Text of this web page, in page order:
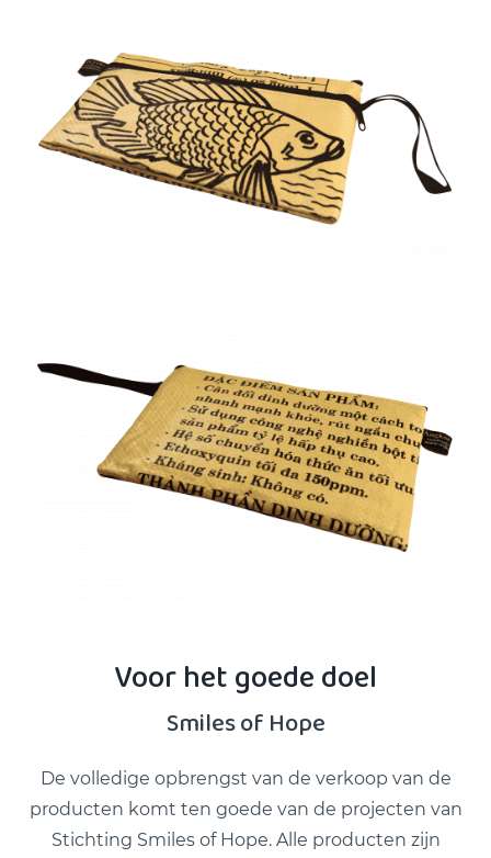
Voor het goede doel
Smiles of Hope
De volledige opbrengst van de verkoop van de
producten komt ten goede van de projecten van
Stichting Smiles of Hope. Alle producten zijn